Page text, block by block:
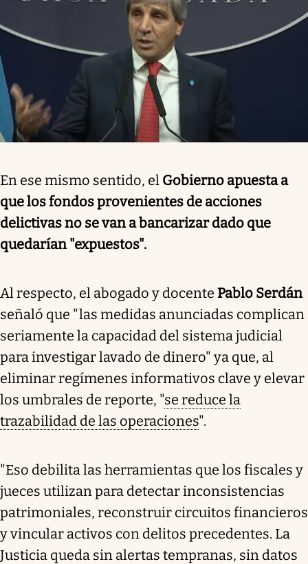
En ese mismo sentido, el Gobierno apuesta a
que los fondos provenientes de acciones
delictivas no se van a bancarizar dado que
quedarían "expuestos".
Al respecto, el abogado y docente Pablo Serdán
señaló que "las medidas anunciadas complican
seriamente la capacidad del sistema judicial
para investigar lavado de dinero" ya que, al
eliminar regímenes informativos clave y elevar
los umbrales de reporte, "se reduce la
trazabilidad de las operaciones".
"Eso debilita las herramientas que los fiscales y
jueces utilizan para detectar inconsistencias
patrimoniales, reconstruir circuitos financieros
y vincular activos con delitos precedentes. La
Justicia queda sin alertas tempranas, sin datos